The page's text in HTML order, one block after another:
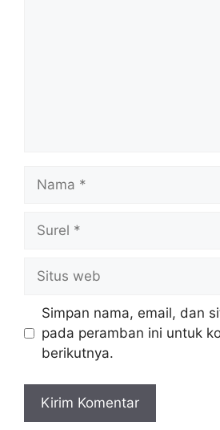
Nama
Surel
Situs
web
Simpan nama, email, dan
pada peramban ini untuk
berikutnya.